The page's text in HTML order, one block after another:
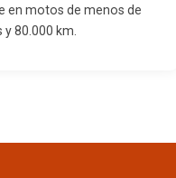
en motos de menos de
80.000 km.